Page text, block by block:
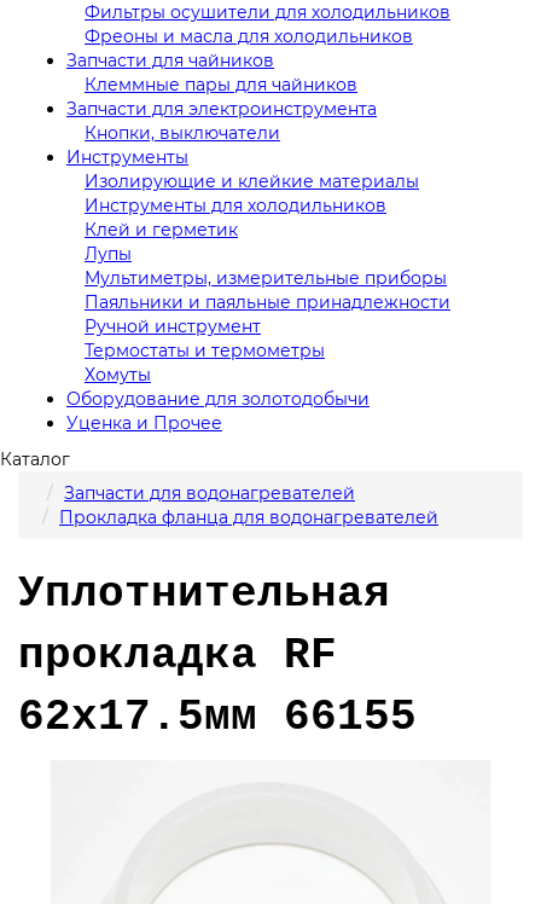
Фильтры осушители для холодильников
Фреоны и масла для холодильников
Запчасти для чайников
Клеммные пары для чайников
Запчасти для электроинструмента
Кнопки, выключатели
Инструменты
Изолирующие и клейкие материалы
Инструменты для холодильников
Клей и герметик
Лупы
Мультиметры, измерительные приборы
Паяльники и паяльные принадлежности
Ручной инструмент
Термостаты и термометры
Хомуты
Оборудование для золотодобычи
Уценка и Прочее
Каталог
Запчасти для водонагревателей
Прокладка фланца для водонагревателей
Уплотнительная
прокладка RF
62x17.5мм 66155